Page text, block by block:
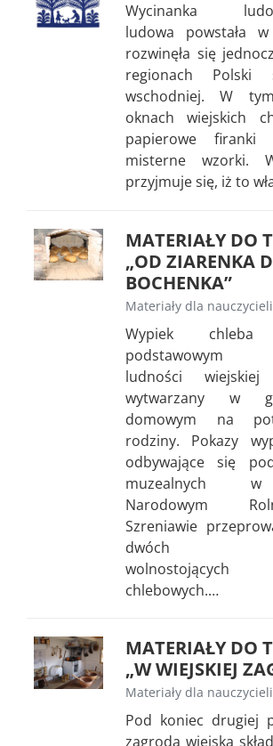
Wycinanka
ludowa powstała
rozwinęła się
regionach Polski
wschodniej. W
oknach wiejskich
papierowe firanki
misterne wzorki.
przyjmuje się, iż to
MATERIAŁY DO
„OD ZIARENKA
BOCHENKA”
Materiały dla nauczycieli
Wypiek chleba
podstawowym
ludności
wytwarzany w
domowym na
rodziny. Pokazy
odbywające się
muzealnych
Narodowym
Szreniawie
dwóch
chlebowych.…
MATERIAŁY DO
„W WIEJSKIEJ
Materiały dla nauczycieli
Pod koniec drugiej
zagroda wiejska